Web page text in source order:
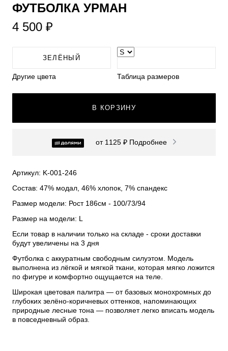
ФУТБОЛКА УРМАН
4 500 ₽
ЗЕЛЁНЫЙ
Другие цвета Таблица размеров
В КОРЗИНУ
от 1125 ₽ Подробнее
Артикул: K-001-246
Состав: 47% модал, 46% хлопок, 7% спандекс
Размер модели: Рост 186см - 100/73/94
Размер на модели: L
Если товар в наличии только на складе - сроки доставки
будут увеличены на 3 дня
Футболка с аккуратным свободным силуэтом. Модель
выполнена из лёгкой и мягкой ткани, которая мягко ложится
по фигуре и комфортно ощущается на теле.
Широкая цветовая палитра — от базовых монохромных до
глубоких зелёно-коричневых оттенков, напоминающих
природные лесные тона — позволяет легко вписать модель
в повседневный образ.